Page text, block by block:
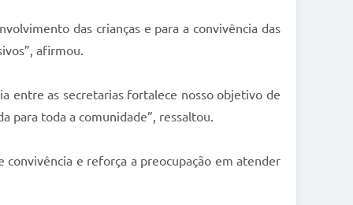
das crianças e para a convivência das
afirmou.
entre as secretarias fortalece nosso objetivo de
para toda a comunidade”, ressaltou.
convivência e reforça a preocupação em atender